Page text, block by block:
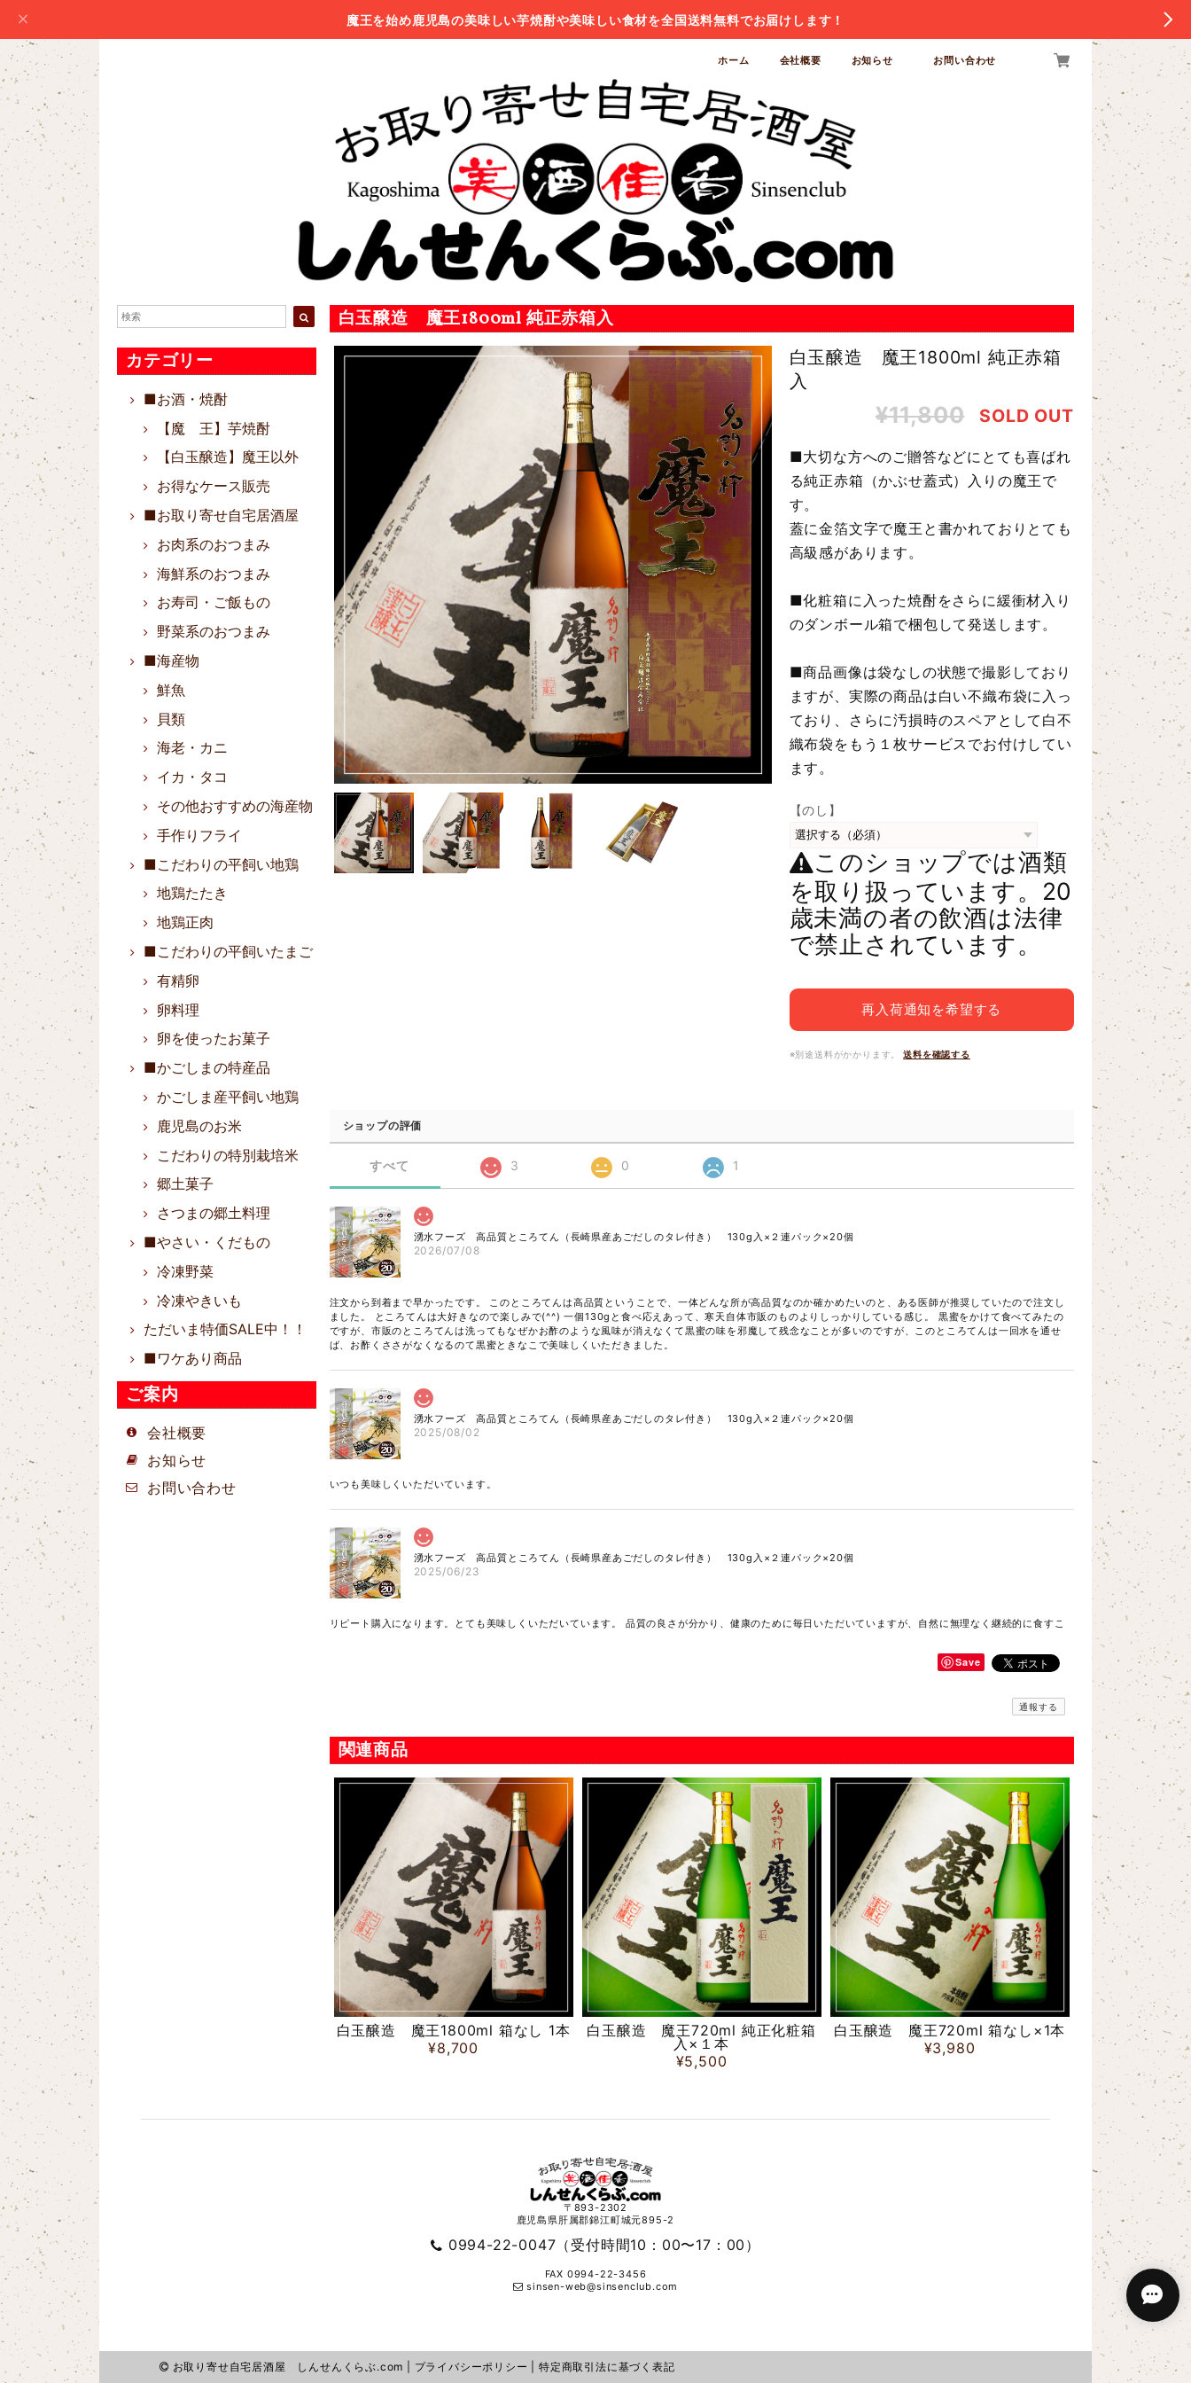
魔王を始め鹿児島の美味しい芋焼酎や美味しい食材を全国送料無料でお届けします！
ホーム 会社概要 お知らせ お問い合わせ
カテゴリー
■お酒・焼酎
【魔 王】芋焼酎
【白玉醸造】魔王以外
お得なケース販売
■お取り寄せ自宅居酒屋
お肉系のおつまみ
海鮮系のおつまみ
お寿司・ご飯もの
野菜系のおつまみ
■海産物
鮮魚
貝類
海老・カニ
イカ・タコ
その他おすすめの海産物
手作りフライ
■こだわりの平飼い地鶏
地鶏たたき
地鶏正肉
■こだわりの平飼いたまご
有精卵
卵料理
卵を使ったお菓子
■かごしまの特産品
かごしま産平飼い地鶏
鹿児島のお米
こだわりの特別栽培米
郷土菓子
さつまの郷土料理
■やさい・くだもの
冷凍野菜
冷凍やきいも
ただいま特価SALE中！！
■ワケあり商品
ご案内
会社概要
お知らせ
お問い合わせ
白玉醸造 魔王1800ml 純正赤箱入
白玉醸造 魔王1800ml 純正赤箱
入
¥11,800 SOLD OUT
■大切な方へのご贈答などにとても喜ばれ
る純正赤箱（かぶせ蓋式）入りの魔王で
す。
蓋に金箔文字で魔王と書かれておりとても
高級感があります。
■化粧箱に入った焼酎をさらに緩衝材入り
のダンボール箱で梱包して発送します。
■商品画像は袋なしの状態で撮影しており
ますが、実際の商品は白い不織布袋に入っ
ており、さらに汚損時のスペアとして白不
織布袋をもう１枚サービスでお付けしてい
ます。
【のし】
このショップでは酒類
を取り扱っています。20
歳未満の者の飲酒は法律
で禁止されています。
再入荷通知を希望する
※別途送料がかかります。 送料を確認する
ショップの評価
すべて 3 0 1
湧水フーズ 高品質ところてん（長崎県産あごだしのタレ付き） 130g入×２連パック×20個
2026/07/08
注文から到着まで早かったです。 このところてんは高品質ということで、一体どんな所が高品質なのか確かめたいのと、ある医師が推奨していたので注文し
ました。 ところてんは大好きなので楽しみで(^^) 一個130gと食べ応えあって、寒天自体市販のものよりしっかりしている感じ。 黒蜜をかけて食べてみたの
ですが、市販のところてんは洗ってもなぜかお酢のような風味が消えなくて黒蜜の味を邪魔して残念なことが多いのですが、このところてんは一回水を通せ
ば、お酢くささがなくなるのて黒蜜ときなこで美味しくいただきました。
湧水フーズ 高品質ところてん（長崎県産あごだしのタレ付き） 130g入×２連パック×20個
2025/08/02
いつも美味しくいただいています。
湧水フーズ 高品質ところてん（長崎県産あごだしのタレ付き） 130g入×２連パック×20個
2025/06/23
リピート購入になります。とても美味しくいただいています。 品質の良さが分かり、健康のために毎日いただいていますが、自然に無理なく継続的に食すこ
美味しくなかったです。買った事後悔しました。 ミナ貝は何度も食べてますがこんなに美味しくないのは初めてでした。これいつ冷凍したんですかね。レビ
ューがなかったので心配してましたがやっぱり、という感じでした。 ショップ自体も融通が効きません。
Save
通報する
関連商品
白玉醸造 魔王1800ml 箱なし 1本
¥8,700
白玉醸造 魔王720ml 純正化粧箱
入×１本
¥5,500
白玉醸造 魔王720ml 箱なし×1本
¥3,980
〒893-2302
鹿児島県肝属郡錦江町城元895-2
0994-22-0047（受付時間10：00〜17：00）
FAX 0994-22-3456
sinsen-web@sinsenclub.com
お取り寄せ自宅居酒屋 しんせんくらぶ.com | プライバシーポリシー |特定商取引法に基づく表記